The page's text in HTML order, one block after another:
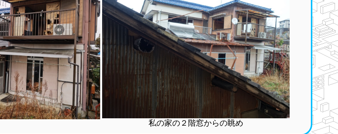
私の家の２階窓からの眺め